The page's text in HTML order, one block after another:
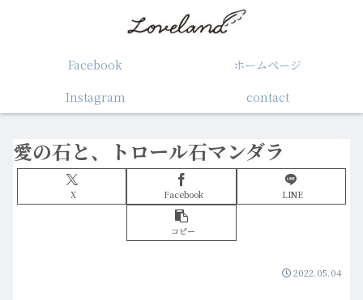
Facebook
ホームぺージ
Instagram
contact
愛の石と、トロール石マンダラ
X Facebook LINE
コピー
2022.05.04